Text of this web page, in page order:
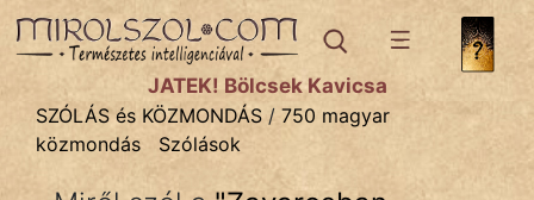
SZÓLÁS ÉS KÖZMONDÁStémák:
Bibliai
Kifejezések
JÁTÉK! Bölcsek Kavicsa
SZÓLÁS és KÖZMONDÁS / 750 magyar
közmondás
Szólások